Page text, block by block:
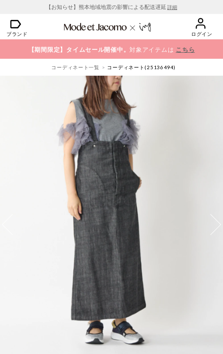
【お知らせ】熊本地域地震の影響による配送遅延 詳細
ブランド ログイン
【期間限定】タイムセール開催中。対象アイテムは こちら
コーディネート一覧 コーディネート(25136494)